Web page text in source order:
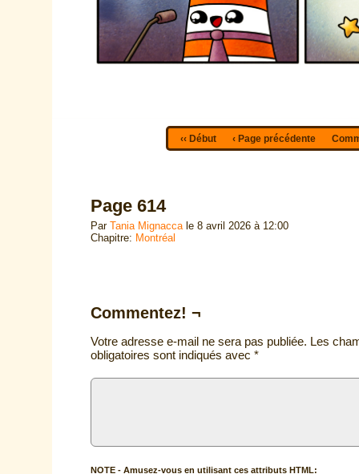
‹‹ Début ‹ Page précédente
Page 614
Par Tania Mignacca le 8 avril 2026 à 12:00
Chapitre: Montréal
Commentez! ¬
Votre adresse e-mail ne sera pas publiée. Les
obligatoires sont indiqués avec *
NOTE - Amusez-vous en utilisant ces attributs HTML: